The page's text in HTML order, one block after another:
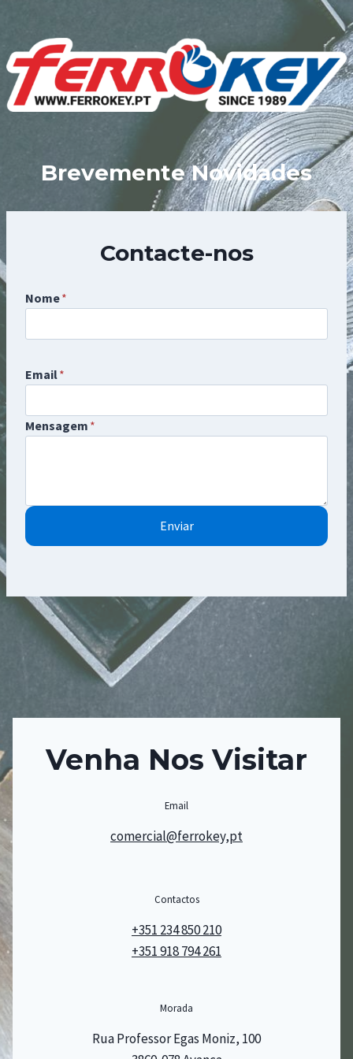
content
Brevemente Novidades
Contacte-nos
Nome*
Email*
Mensagem *
Enviar
Venha Nos Visitar
Email
comercial@ferrokey,pt
Contactos
+351 234 850 210
+351 918 794 261
Morada
Rua Professor Egas Moniz, 100